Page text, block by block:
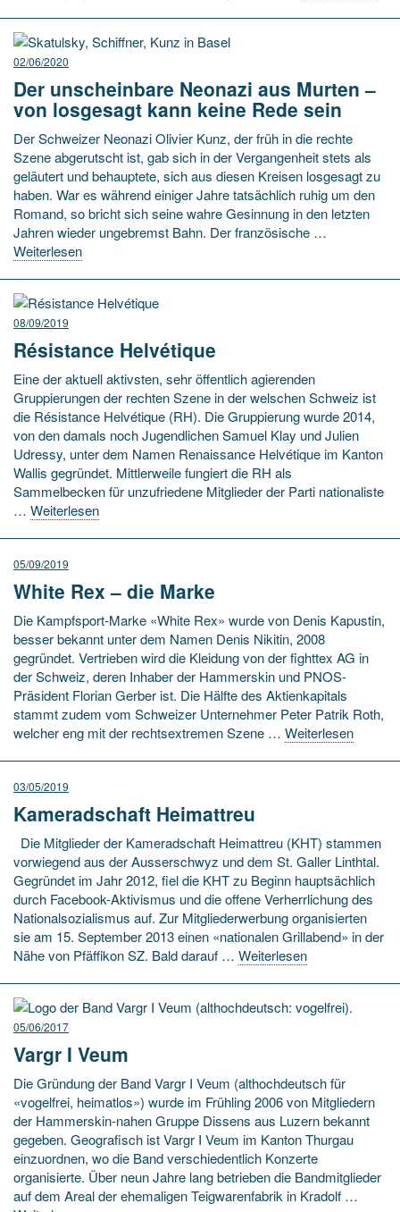
02/06/2020
Der unscheinbare Neonazi aus Murten –
von losgesagt kann keine Rede sein
Der Schweizer Neonazi Olivier Kunz, der früh in die rechte
Szene abgerutscht ist, gab sich in der Vergangenheit stets als
geläutert und behauptete, sich aus diesen Kreisen losgesagt zu
haben. War es während einiger Jahre tatsächlich ruhig um den
Romand, so bricht sich seine wahre Gesinnung in den letzten
Jahren wieder ungebremst Bahn. Der französische …
Weiterlesen
08/09/2019
Résistance Helvétique
Eine der aktuell aktivsten, sehr öffentlich agierenden
Gruppierungen der rechten Szene in der welschen Schweiz ist
die Résistance Helvétique (RH). Die Gruppierung wurde 2014,
von den damals noch Jugendlichen Samuel Klay und Julien
Udressy, unter dem Namen Renaissance Helvétique im Kanton
Wallis gegründet. Mittlerweile fungiert die RH als
Sammelbecken für unzufriedene Mitglieder der Parti nationaliste
… Weiterlesen
05/09/2019
White Rex – die Marke
Die Kampfsport-Marke «White Rex» wurde von Denis Kapustin,
besser bekannt unter dem Namen Denis Nikitin, 2008
gegründet. Vertrieben wird die Kleidung von der fighttex AG in
der Schweiz, deren Inhaber der Hammerskin und PNOS-
Präsident Florian Gerber ist. Die Hälfte des Aktienkapitals
stammt zudem vom Schweizer Unternehmer Peter Patrik Roth,
welcher eng mit der rechtsextremen Szene … Weiterlesen
03/05/2019
Kameradschaft Heimattreu
Die Mitglieder der Kameradschaft Heimattreu (KHT) stammen
vorwiegend aus der Ausserschwyz und dem St. Galler Linthtal.
Gegründet im Jahr 2012, fiel die KHT zu Beginn hauptsächlich
durch Facebook-Aktivismus und die offene Verherrlichung des
Nationalsozialismus auf. Zur Mitgliederwerbung organisierten
sie am 15. September 2013 einen «nationalen Grillabend» in der
Nähe von Pfäffikon SZ. Bald darauf … Weiterlesen
05/06/2017
Vargr I Veum
Die Gründung der Band Vargr I Veum (althochdeutsch für
«vogelfrei, heimatlos») wurde im Frühling 2006 von Mitgliedern
der Hammerskin-nahen Gruppe Dissens aus Luzern bekannt
gegeben. Geografisch ist Vargr I Veum im Kanton Thurgau
einzuordnen, wo die Band verschiedentlich Konzerte
organisierte. Über neun Jahre lang betrieben die Bandmitglieder
auf dem Areal der ehemaligen Teigwarenfabrik in Kradolf …